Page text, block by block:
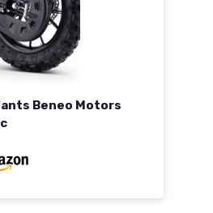
Beneo Motors